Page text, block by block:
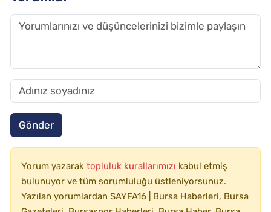
Gönder
Yorum yazarak topluluk kurallarımızı kabul etmiş
bulunuyor ve tüm sorumluluğu üstleniyorsunuz.
Yazılan yorumlardan SAYFA16 | Bursa Haberleri, Bursa